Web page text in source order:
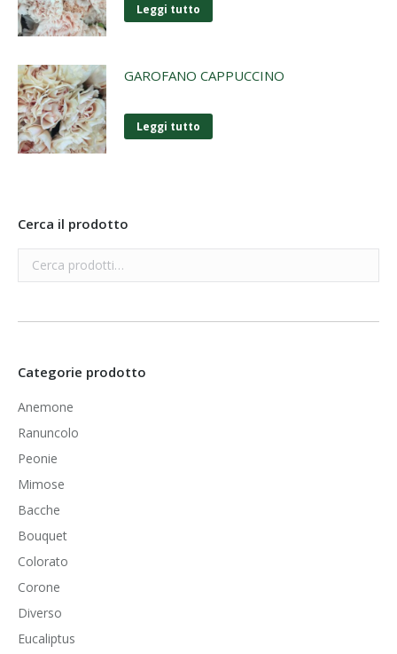
Leggi tutto
GAROFANO CAPPUCCINO
Leggi tutto
Cerca il prodotto
Categorie prodotto
Anemone
Ranuncolo
Peonie
Mimose
Bacche
Bouquet
Colorato
Corone
Diverso
Eucaliptus